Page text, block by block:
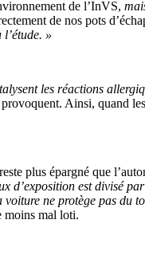
de l’InVS,
de nos pots
»
les réactions
Ainsi, quand
plus épargné que
d’exposition est divisé
voiture ne protège pas du
moins mal loti.